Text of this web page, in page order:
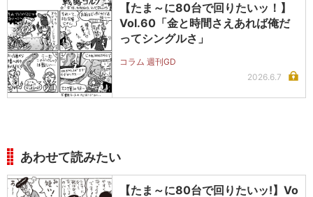
【たま～に80台で回りたいッ！】
Vol.60「金と時間さえあれば俺だ
ってシングルさ」
コラム 週刊GD
2026.6.7
あわせて読みたい
【たま～に80台で回りたいッ!】Vo